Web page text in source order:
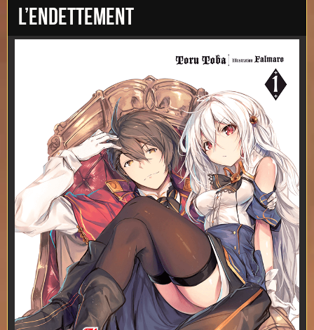
l’endettement